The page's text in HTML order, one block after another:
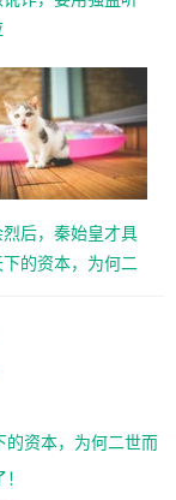
后，秦始皇才具
的资本，为何二
资本，为何二世而